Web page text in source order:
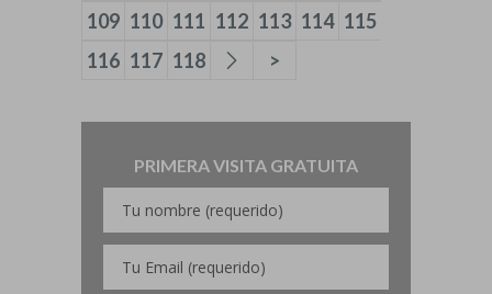
109 110 111 112 113 114 115
116 117 118 >
PRIMERA VISITA GRATUITA